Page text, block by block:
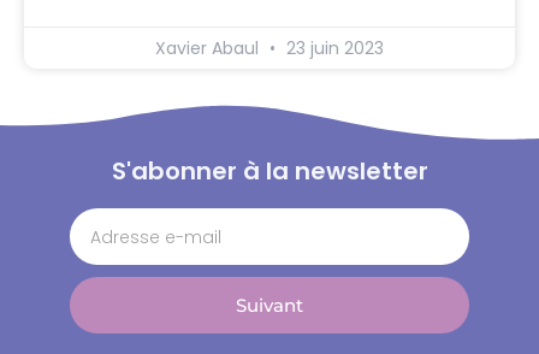
Xavier Abaul 23 juin 2023
S'abonner à la newsletter
Suivant